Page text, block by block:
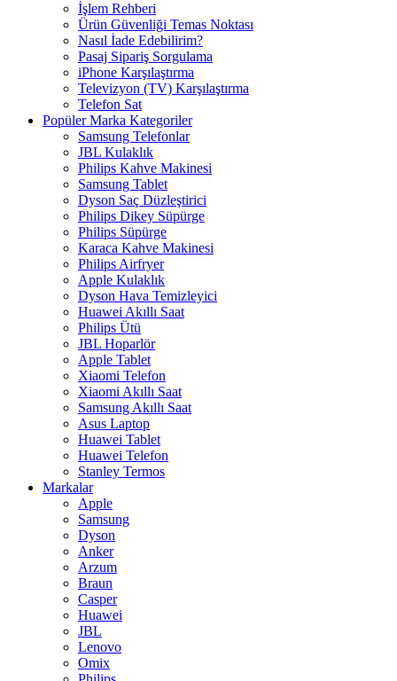
İşlem Rehberi
Ürün Güvenliği Temas Noktası
Nasıl İade Edebilirim?
Pasaj Sipariş Sorgulama
iPhone Karşılaştırma
Televizyon (TV) Karşılaştırma
Telefon Sat
Popüler Marka Kategoriler
Samsung Telefonlar
JBL Kulaklık
Philips Kahve Makinesi
Samsung Tablet
Dyson Saç Düzleştirici
Philips Dikey Süpürge
Philips Süpürge
Karaca Kahve Makinesi
Philips Airfryer
Apple Kulaklık
Dyson Hava Temizleyici
Huawei Akıllı Saat
Philips Ütü
JBL Hoparlör
Apple Tablet
Xiaomi Telefon
Xiaomi Akıllı Saat
Samsung Akıllı Saat
Asus Laptop
Huawei Tablet
Huawei Telefon
Stanley Termos
Markalar
Apple
Samsung
Dyson
Anker
Arzum
Braun
Casper
Huawei
JBL
Lenovo
Omix